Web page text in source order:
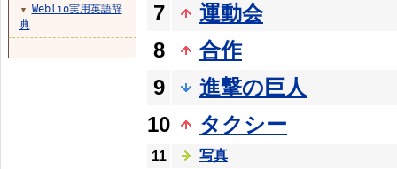
7
運動会
8
合作
9
進撃の巨人
10
タクシー
11
写真
▼
Weblio実用英語辞
典